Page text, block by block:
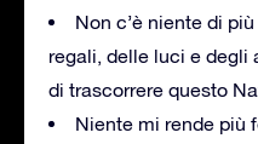
Non c’è niente di
regali, delle luci e degli
di trascorrere questo
Niente mi rende più